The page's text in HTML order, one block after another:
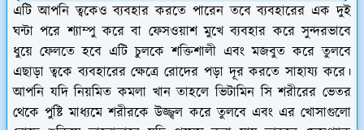
এটি আপনি ত্বকেও ব্যবহার করতে পারেন তবে ব্যবহারের এক দুই
ঘন্টা পরে শ্যাম্পু করে বা ফেসওয়াশ মুখে ব্যবহার করে সুন্দরভাবে
ধুয়ে ফেলতে হবে এটি চুলকে শক্তিশালী এবং মজবুত করে তুলবে
এছাড়া ত্বকে ব্যবহারের ক্ষেত্রে রোদের পড়া দূর করতে সাহায্য করে।
আপনি যদি নিয়মিত কমলা খান তাহলে ভিটামিন সি শরীরের ভেতর
থেকে পুষ্টি মাধ্যমে শরীরকে উজ্জ্বল করে তুলবে এবং এর খোসাগুলো